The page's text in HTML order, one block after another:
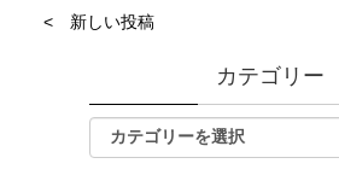
< 新しい投稿
カテゴリー